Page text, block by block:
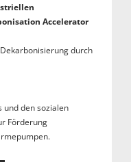
Accelerator
durch
und den sozialen
Förderung